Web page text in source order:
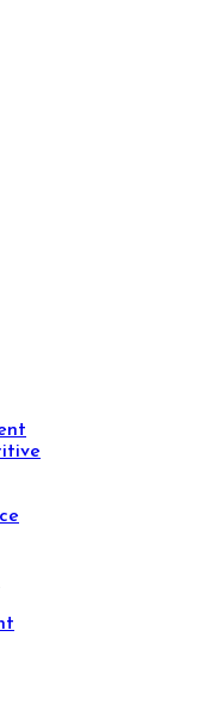
da remoto
per la Valutazione